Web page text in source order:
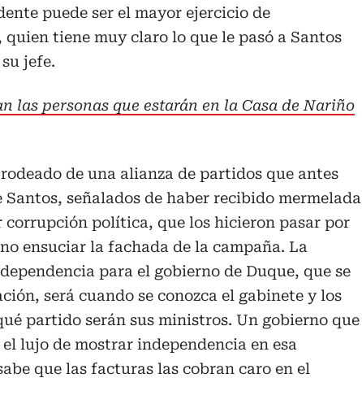
puede ser el mayor ejercicio de
tiene muy claro lo que le pasó a Santos
jefe.
las personas que estarán en la Casa de Nariño
de una alianza de partidos que antes
señalados de haber recibido mermelada
corrupción política, que los hicieron pasar por
ensuciar la fachada de la campaña. La
para el gobierno de Duque, que se
será cuando se conozca el gabinete y los
partido serán sus ministros. Un gobierno que
lujo de mostrar independencia en esa
que las facturas las cobran caro en el